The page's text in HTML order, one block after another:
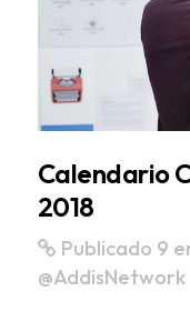
Calendario
2018
Publicado 9
@AddisNetwork